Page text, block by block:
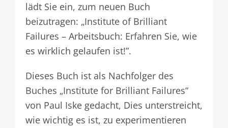
lädt Sie ein, zum neuen Buch
beizutragen: „Institute of Brilliant
Failures – Arbeitsbuch: Erfahren Sie, wie
es wirklich gelaufen ist!”.
Dieses Buch ist als Nachfolger des
Buches „Institute for Brilliant Failures“
von Paul Iske gedacht, Dies unterstreicht,
wie wichtig es ist, zu experimentieren